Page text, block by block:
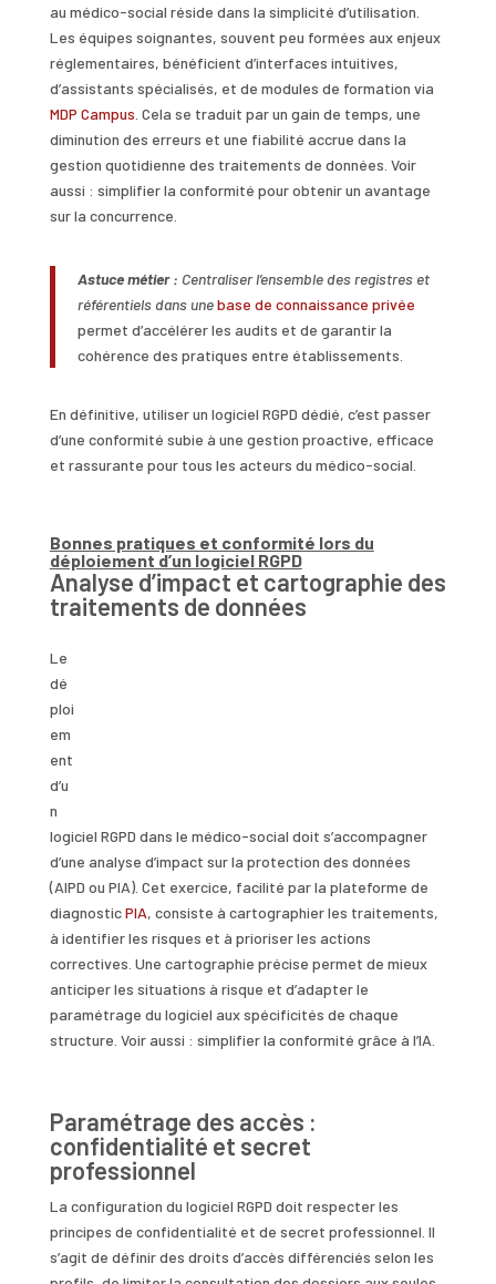
au médico-social réside dans la simplicité d’utilisation.
Les équipes soignantes, souvent peu formées aux enjeux
réglementaires, bénéficient d’interfaces intuitives,
d’assistants spécialisés, et de modules de formation via
MDP Campus . Cela se traduit par un gain de temps, une
diminution des erreurs et une fiabilité accrue dans la
gestion quotidienne des traitements de données. Voir
aussi : simplifier la conformité pour obtenir un avantage
sur la concurrence.
Astuce métier : Centraliser l’ensemble des registres et
référentiels dans unebase de connaissance privée
permet d’accélérer les audits et de garantir la
cohérence des pratiques entre établissements.
En définitive, utiliser un logiciel RGPD dédié, c’est passer
d’une conformité subie à une gestion proactive, efficace
et rassurante pour tous les acteurs du médico-social.
Bonnes pratiques et conformité lors du
déploiement d’un logiciel RGPD
Analyse d’impact et cartographie des
traitements de données
Le
dé
ploi
em
ent
d’u
n
logiciel RGPD dans le médico-social doit s’accompagner
d’une analyse d’impact sur la protection des données
(AIPD ou PIA). Cet exercice, facilité par la plateforme de
diagnosticPIA, consiste à cartographier les traitements,
à identifier les risques et à prioriser les actions
correctives. Une cartographie précise permet de mieux
anticiper les situations à risque et d’adapter le
paramétrage du logiciel aux spécificités de chaque
structure. Voir aussi : simplifier la conformité grâce à l’IA.
Paramétrage des accès :
confidentialité et secret
professionnel
La configuration du logiciel RGPD doit respecter les
principes de confidentialité et de secret professionnel. Il
s’agit de définir des droits d’accès différenciés selon les